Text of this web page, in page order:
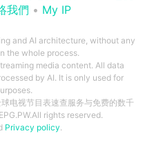
我們 • My IP
and AI architecture, without any
the whole process.
media content. All data
by AI. It is only used for
电视节目表速查服务与免费的数千
rights reserved.
Privacy policy.